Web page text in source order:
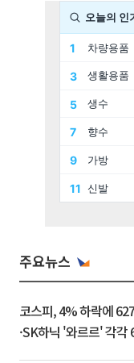
주요뉴스
코스피, 4% 하락에
·SK하닉 '와르르' 각